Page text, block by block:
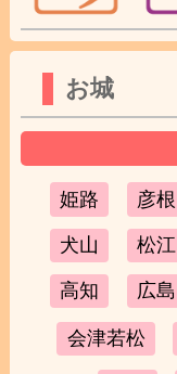
お城
姫路 彦根
犬山 松江
高知 広島
会津若松